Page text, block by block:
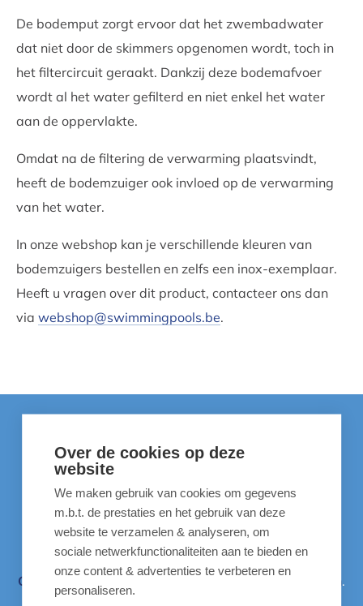
De bodemput zorgt ervoor dat het zwembadwater
dat niet door de skimmers opgenomen wordt, toch in
het filtercircuit geraakt. Dankzij deze bodemafvoer
wordt al het water gefilterd en niet enkel het water
aan de oppervlakte.
Omdat na de filtering de verwarming plaatsvindt,
heeft de bodemzuiger ook invloed op de verwarming
van het water.
In onze webshop kan je verschillende kleuren van
bodemzuigers bestellen en zelfs een inox-exemplaar.
Heeft u vragen over dit product, contacteer ons dan
via webshop@swimmingpools.be.
Liever niet online bestellen?
Kom dan naar één van onze vier verkooppunten:
Overijse
Sint-Martens-Latem.
Over de cookies op deze
website
We maken gebruik van cookies om gegevens
m.b.t. de prestaties en het gebruik van deze
website te verzamelen & analyseren, om
sociale netwerkfunctionaliteiten aan te bieden en
onze content & advertenties te verbeteren en
personaliseren.